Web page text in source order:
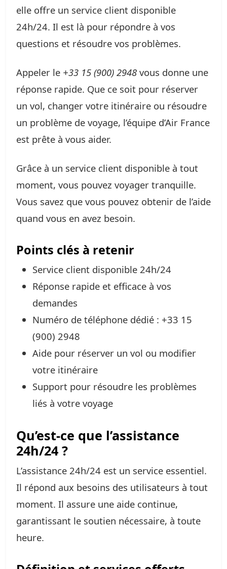
elle offre un service client disponible
24h/24. Il est là pour répondre à vos
questions et résoudre vos problèmes.
Appeler le +33 15 (900) 2948 vous donne une
réponse rapide. Que ce soit pour réserver
un vol, changer votre itinéraire ou résoudre
un problème de voyage, l’équipe d’Air France
est prête à vous aider.
Grâce à un service client disponible à tout
moment, vous pouvez voyager tranquille.
Vous savez que vous pouvez obtenir de l’aide
quand vous en avez besoin.
Points clés à retenir
Service client disponible 24h/24
Réponse rapide et efficace à vos
demandes
Numéro de téléphone dédié : +33 15
(900) 2948
Aide pour réserver un vol ou modifier
votre itinéraire
Support pour résoudre les problèmes
liés à votre voyage
Qu’est-ce que l’assistance
24h/24 ?
L’assistance 24h/24 est un service essentiel.
Il répond aux besoins des utilisateurs à tout
moment. Il assure une aide continue,
garantissant le soutien nécessaire, à toute
heure.